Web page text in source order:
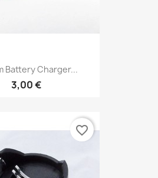
Battery Charger...
3,00 €
favorite_border